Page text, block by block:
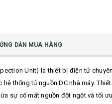
DẪN MUA HÀNG
Unit) là thiết bị điện tử
thống tủ nguồn DC nhà máy.
sự cố mất nguồn đột ngột và tối